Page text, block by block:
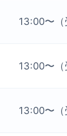
13:00〜（
13:00〜（
13:00〜（